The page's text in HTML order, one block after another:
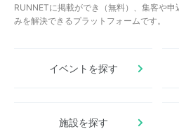
RUNNETに掲載ができ（無料）、集客や
みを解決できるプラットフォームです。
イベントを探す
施設を探す